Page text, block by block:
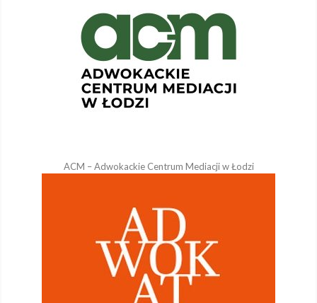
ACM – Adwokackie Centrum Mediacji w Łodzi